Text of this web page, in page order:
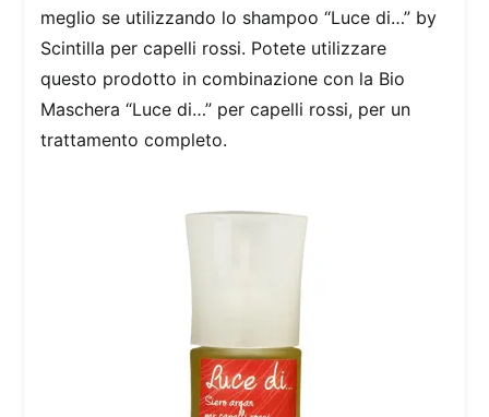
meglio se utilizzando lo shampoo “Luce di…” by
Scintilla per capelli rossi. Potete utilizzare
questo prodotto in combinazione con la Bio
Maschera “Luce di…” per capelli rossi, per un
trattamento completo.